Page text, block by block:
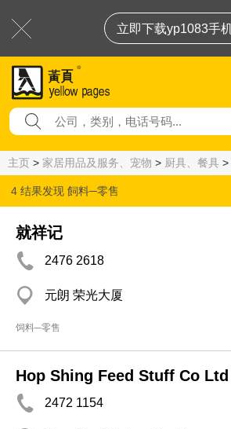
立即下载yp1083手
主页 > 家居用品及服务、宠物 > 厨具、餐具 >
4 结果发现 飼料─零售
就祥记
2476 2618
元朗 荣光大厦
饲料─零售
Hop Shing Feed Stuff Co Ltd
2472 1154